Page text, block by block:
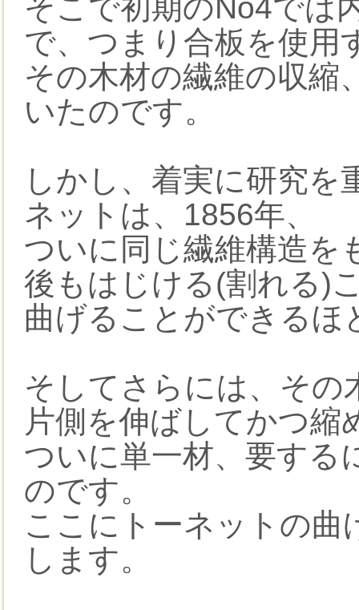
そこで初期のNo4では
で、つまり合板を使用
その木材の繊維の収縮
いたのです。
しかし、着実に研究
ネットは、1856年、
ついに同じ繊維構造を
後もはじける(割れる)
曲げることができるほ
そしてさらには、その
片側を伸ばしてかつ縮
ついに単一材、要する
のです。
ここにトーネットの曲
します。